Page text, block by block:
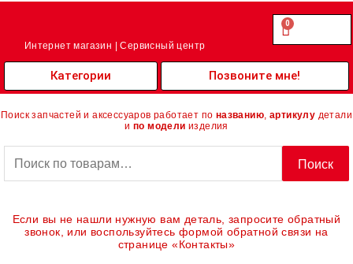
Перейти
Интернет магазин | Сервисный центр
0.00
0
Cart
Категории Позвоните мне!
Поиск запчастей и аксессуаров работает по названию артикулу детали
и по модели изделия
Поиск
Если вы не нашли нужную вам деталь, запросите обратный
звонок, или воспользуйтесь формой обратной связи на
странице «Контакты»